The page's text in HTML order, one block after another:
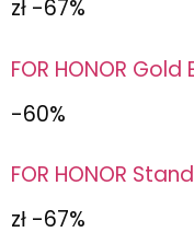
zł -67%
FOR HONOR Gold
-60%
FOR HONOR
zł -67%